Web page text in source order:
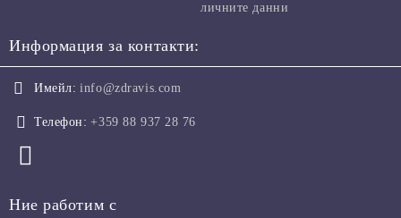
личните данни
Информация за контакти:
Имейл: info@zdravis.com
Телефон: +359 88 937 28 76
Ние работим с